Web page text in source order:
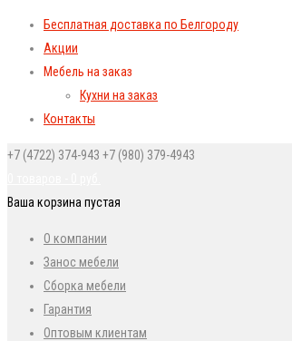
Бесплатная доставка по Белгороду
Акции
Мебель на заказ
Кухни на заказ
Контакты
+7 (4722) 374-943 +7 (980) 379-4943
Ваша корзина пустая
О компании
Занос мебели
Сборка мебели
Гарантия
Оптовым клиентам